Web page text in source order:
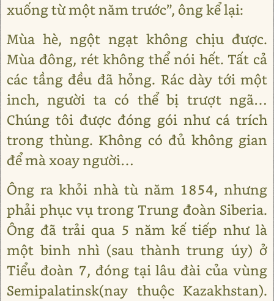
xuống từ một năm trước”, ông kể lại:
Mùa hè, ngột ngạt không chịu được.
Mùa đông, rét không thể nói hết. Tất cả
các tầng đều đã hỏng. Rác dày tới một
inch, người ta có thể bị trượt ngã…
Chúng tôi được đóng gói như cá trích
trong thùng. Không có đủ không gian
để mà xoay người…
Ông ra khỏi nhà tù năm 1854, nhưng
phải phục vụ trong Trung đoàn Siberia.
Ông đã trải qua 5 năm kế tiếp như là
một binh nhì (sau thành trung úy) ở
Tiểu đoàn 7, đóng tại lâu đài của vùng
Semipalatinsk(nay thuộc Kazakhstan).